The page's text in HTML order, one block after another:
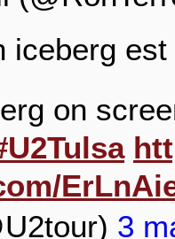
iceberg
on
3